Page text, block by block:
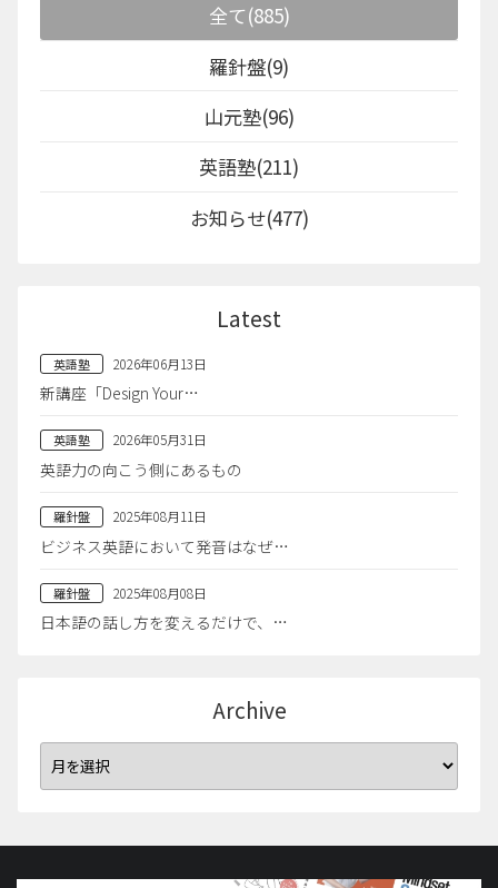
全て(885)
羅針盤(9)
山元塾(96)
英語塾(211)
お知らせ(477)
Latest
英語塾 2026年06月13日
新講座「Design Your…
英語塾 2026年05月31日
英語力の向こう側にあるもの
羅針盤 2025年08月11日
ビジネス英語において発音はなぜ…
羅針盤 2025年08月08日
日本語の話し方を変えるだけで、…
Archive